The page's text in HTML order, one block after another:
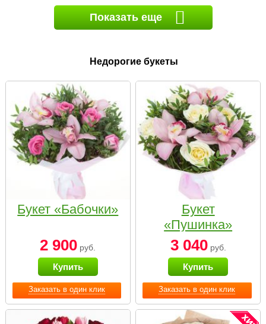
Показать еще
Недорогие букеты
Заказать в один клик
Букет «Бабочки»
2 900 руб.
Купить
Заказать в один клик
Букет
«Пушинка»
3 040руб.
Купить